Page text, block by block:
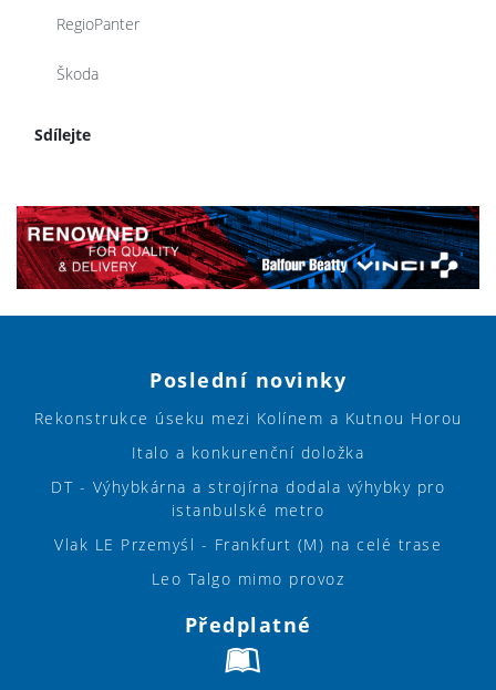
RegioPanter
Škoda
Sdílejte
Poslední novinky
Rekonstrukce úseku mezi Kolínem a Kutnou Horou
Italo a konkurenční doložka
DT - Výhybkárna a strojírna dodala výhybky pro
istanbulské metro
Vlak LE Przemyśl - Frankfurt (M) na celé trase
Leo Talgo mimo provoz
Předplatné